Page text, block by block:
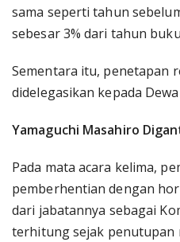
sama seperti tahun
sebesar 3% dari tahun
Sementara itu, penetapan
didelegasikan kepada
Yamaguchi Masahiro
Pada mata acara kelima,
pemberhentian dengan
dari jabatannya sebagai
terhitung sejak penutupan